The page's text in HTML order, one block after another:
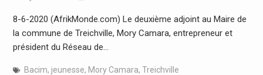
8-6-2020 (AfrikMonde.com) Le deuxième adjoint au Maire de
la commune de Treichville, Mory Camara, entrepreneur et
président du Réseau de…
Bacim, jeunesse, Mory Camara, Treichville